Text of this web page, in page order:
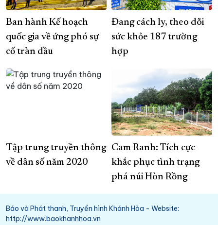
Ban hành Kế hoạch
quốc gia về ứng phó sự
cố tràn dầu
Đang cách ly, theo dõi
sức khỏe 187 trường
hợp
Tập trung truyền thông
về dân số năm 2020
Cam Ranh: Tích cực
khắc phục tình trạng
phá núi Hòn Rồng
Báo và Phát thanh, Truyền hình Khánh Hòa - Website:
http://www.baokhanhhoa.vn